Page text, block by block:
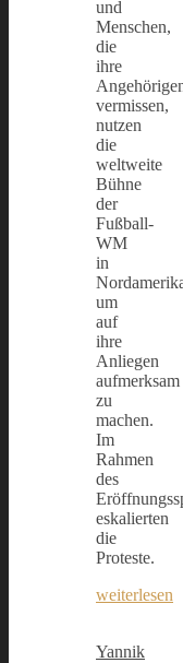
und
Menschen,
die
ihre
vermissen,
nutzen
die
weltweite
Bühne
der
Fußball-
WM
in
um
auf
ihre
Anliegen
aufmerksam
zu
machen.
Im
Rahmen
des
eskalierten
die
Proteste.
weiterlesen
Yannik